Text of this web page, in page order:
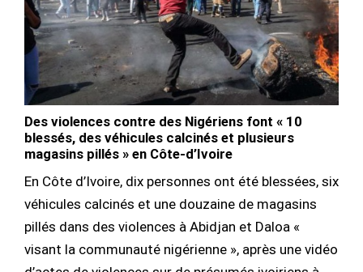
Des violences contre des Nigériens font « 10
blessés, des véhicules calcinés et plusieurs
magasins pillés » en Côte-d’Ivoire
En Côte d’Ivoire, dix personnes ont été blessées, six
véhicules calcinés et une douzaine de magasins
pillés dans des violences à Abidjan et Daloa «
visant la communauté nigérienne », après une vidéo